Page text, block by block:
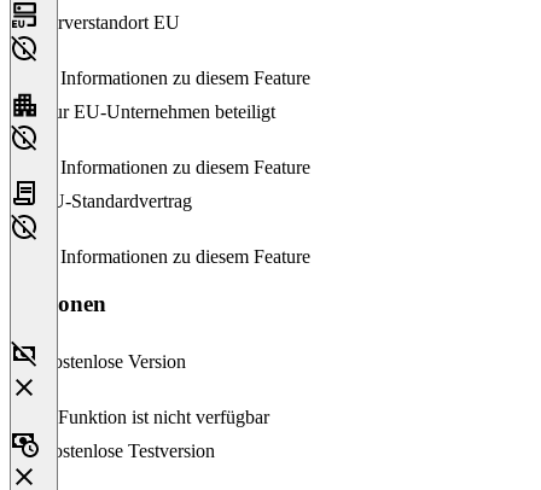
Serverstandort EU
Keine Informationen zu diesem Feature
Nur EU-Unternehmen beteiligt
Keine Informationen zu diesem Feature
EU-Standardvertrag
Keine Informationen zu diesem Feature
Versionen
Kostenlose Version
Diese Funktion ist nicht verfügbar
Kostenlose Testversion